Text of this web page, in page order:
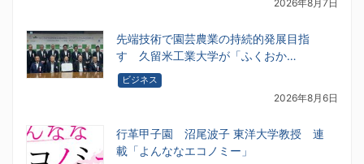
2026年8月7日
先端技術で園芸農業の持続的発展目指
す 久留米工業大学が「ふくおか…
ビジネス
2026年8月6日
行革甲子園 沼尾波子 東洋大学教授 連
載「よんななエコノミー」